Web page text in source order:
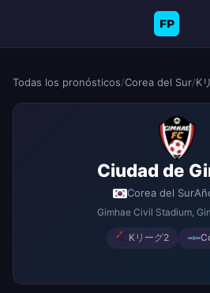
FP
Todas los pronósticos/Corea del Sur/K
Ciudad de
Corea del Sur
Gimhae Civil Stadium,
Kリーグ2